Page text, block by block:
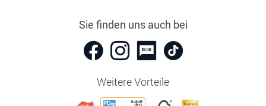
Sie finden uns auch bei
Weitere Vorteile